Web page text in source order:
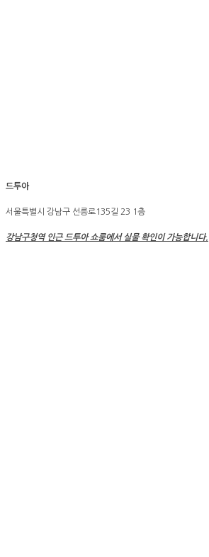
드투아
서울특별시 강남구 선릉로135길 23 1층
강남구청역 인근 드투아 쇼룸에서 실물 확인이 가능합니다.